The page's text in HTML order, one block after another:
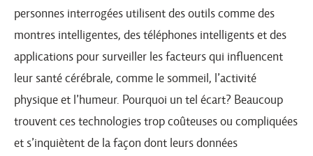
personnes interrogées utilisent des outils comme des
montres intelligentes, des téléphones intelligents et des
applications pour surveiller les facteurs qui influencent
leur santé cérébrale, comme le sommeil, l’activité
physique et l’humeur. Pourquoi un tel écart? Beaucoup
trouvent ces technologies trop coûteuses ou compliquées
et s’inquiètent de la façon dont leurs données